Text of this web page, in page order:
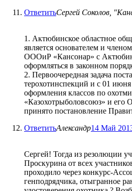
ОтветитьСергей Соколов,
1. Актюбинское областное
является основателем и
ОООиР «Кансонар» с
оформляться в законном
2. Первоочередная задача
терохотинспекций и с 01 июня
оформления классов по
«Казохотрыболовсоюз» и его
принято постановление
ОтветитьАлександр14 Май
Сергей! Тогда из резолюции
Проскурина от всех
проходило через конкурс-
генподрядчика, отыгранное